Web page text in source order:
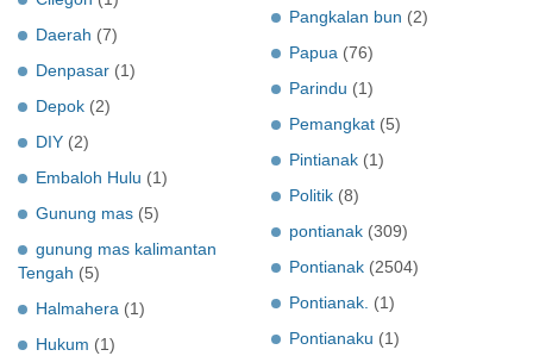
Daerah (7)
Denpasar (1)
Depok (2)
DIY (2)
Embaloh Hulu (1)
Gunung mas (5)
gunung mas kalimantan
Tengah (5)
Halmahera (1)
Hukum (1)
Pangkalan bun (2)
Papua (76)
Parindu (1)
Pemangkat (5)
Pintianak (1)
Politik (8)
pontianak (309)
Pontianak (2504)
Pontianak. (1)
Pontianaku (1)